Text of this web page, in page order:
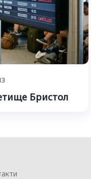
Бристол